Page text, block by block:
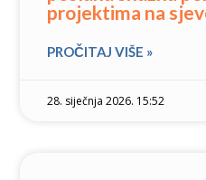
projektima na
PROČITAJ VIŠE »
28. siječnja 2026. 15:52